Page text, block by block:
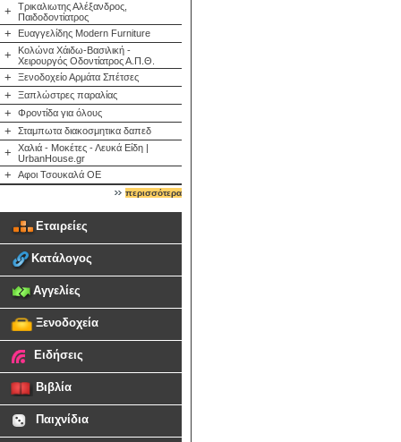
+
Τρικαλιωτης Αλέξανδρος,
Παιδοδοντίατρος
+ Ευαγγελίδης Modern Furniture
+
Κολώνα Χάιδω-Βασιλική -
Χειρουργός Οδοντίατρος Α.Π.Θ.
+ Ξενοδοχείο Αρμάτα Σπέτσες
+ Ξαπλώστρες παραλίας
+ Φροντίδα για όλους
+ Σταμπωτα διακοσμητικα δαπεδ
+
Χαλιά - Μοκέτες - Λευκά Είδη |
UrbanHouse.gr
+ Αφοι Τσουκαλά ΟΕ
περισσότερα
Εταιρείες
Κατάλογος
Αγγελίες
Ξενοδοχεία
Ειδήσεις
Βιβλία
Παιχνίδια